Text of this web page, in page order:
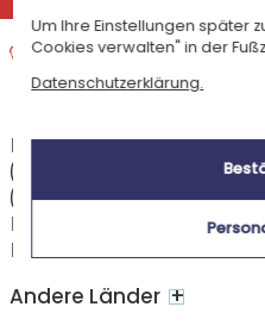
Dienstag 11
Die Versandkosten und
(abgelegene oder entlegene
(Anzahl der bestellten Artikel)
Lieferzeiten für jede Versandart
Lieferadresse angegeben haben.
Andere Länder +
Um Ihre Einstellungen später
Cookies verwalten" in der
Datenschutzerklärung.